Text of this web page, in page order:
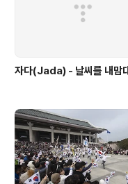
스팀세차와 밑반찬 제조 배달 사업
자다(Jada) - 날씨를 내맘